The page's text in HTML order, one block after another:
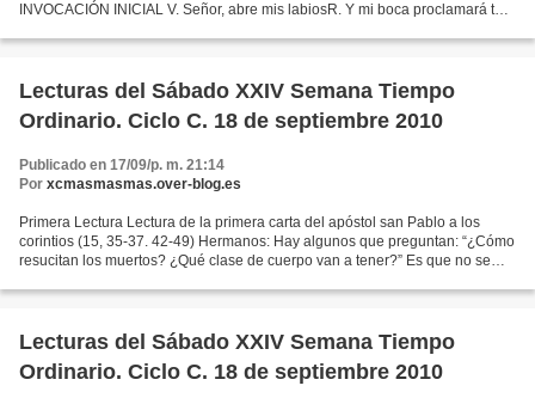
INVOCACIÓN INICIAL V. Señor, abre mis labiosR. Y mi boca proclamará tu
Lecturas del Sábado XXIV Semana Tiempo
Ordinario. Ciclo C. 18 de septiembre 2010
Publicado en 17/09/p. m. 21:14
Por xcmasmasmas.over-blog.es
Primera Lectura Lectura de la primera carta del apóstol san Pablo a los
corintios (15, 35-37. 42-49) Hermanos: Hay algunos que preguntan: “¿Cómo
resucitan los muertos? ¿Qué clase de cuerpo van a tener?” Es que no se
Lecturas del Sábado XXIV Semana Tiempo
Ordinario. Ciclo C. 18 de septiembre 2010